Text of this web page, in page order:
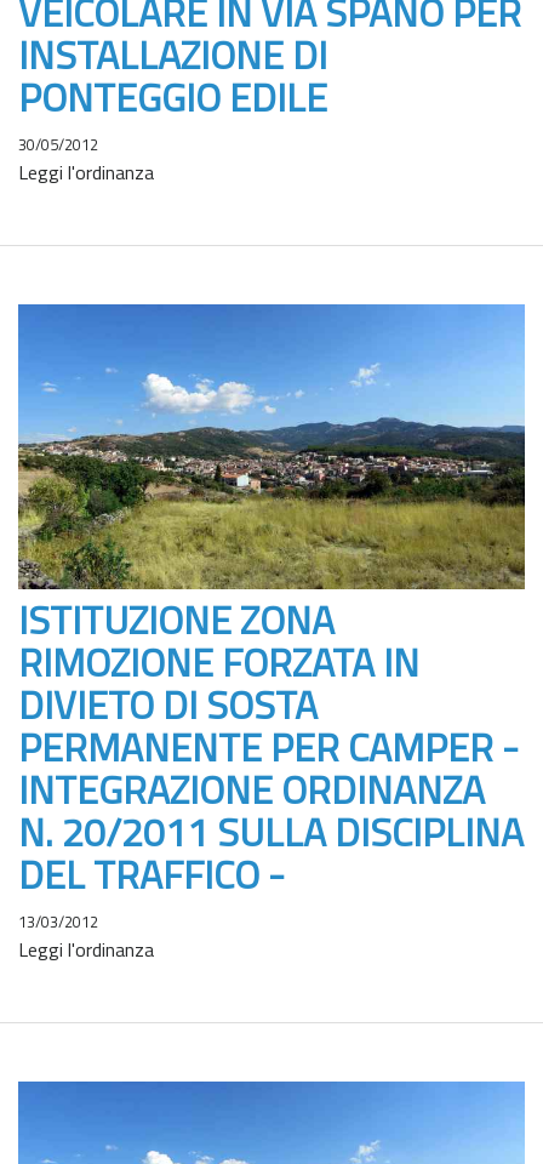
INSTALLAZIONE DI
PONTEGGIO EDILE
30/05/2012
Leggi l'ordinanza
ISTITUZIONE ZONA
RIMOZIONE FORZATA IN
DIVIETO DI SOSTA
PERMANENTE PER CAMPER -
INTEGRAZIONE ORDINANZA
N. 20/2011 SULLA DISCIPLINA
DEL TRAFFICO -
13/03/2012
Leggi l'ordinanza